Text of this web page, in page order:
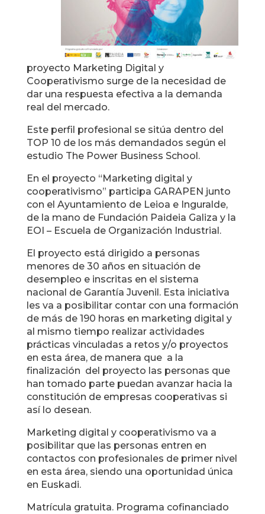
proyecto Marketing Digital y
Cooperativismo surge de la necesidad de
dar una respuesta efectiva a la demanda
real del mercado.
Este perfil profesional se sitúa dentro del
TOP 10 de los más demandados según el
estudio The Power Business School.
En el proyecto “Marketing digital y
cooperativismo” participa GARAPEN junto
con el Ayuntamiento de Leioa e Inguralde,
de la mano de Fundación Paideia Galiza y la
EOI – Escuela de Organización Industrial.
El proyecto está dirigido a personas
menores de 30 años en situación de
desempleo e inscritas en el sistema
nacional de Garantía Juvenil. Esta iniciativa
les va a posibilitar contar con una formación
de más de 190 horas en marketing digital y
al mismo tiempo realizar actividades
prácticas vinculadas a retos y/o proyectos
en esta área, de manera que a la
finalización del proyecto las personas que
han tomado parte puedan avanzar hacia la
constitución de empresas cooperativas si
así lo desean.
Marketing digital y cooperativismo va a
posibilitar que las personas entren en
contactos con profesionales de primer nivel
en esta área, siendo una oportunidad única
en Euskadi.
Matrícula gratuita. Programa cofinanciado